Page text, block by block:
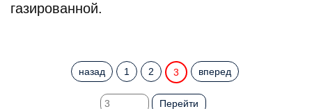
газированной.
назад 1 2 3 вперед
Перейти